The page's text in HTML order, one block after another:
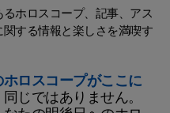
ホロスコープ、記事、アス
する情報と楽しさを満喫す
ロスコープがここに
じではありません。